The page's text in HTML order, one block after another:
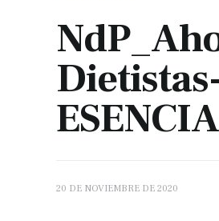
20 DE NOVIEMBRE DE 2020